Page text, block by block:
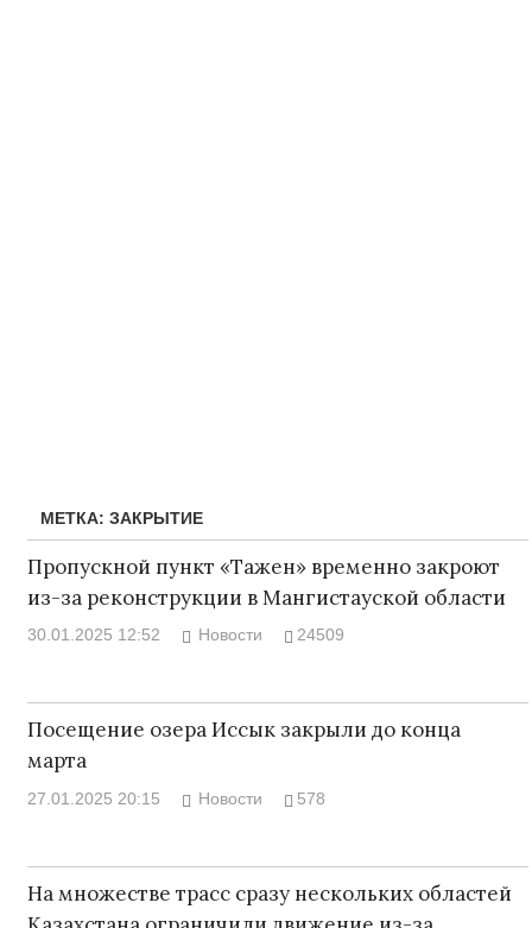
МЕТКА: ЗАКРЫТИЕ
Пропускной пункт «Тажен» временно закроют
из-за реконструкции в Мангистауской области
30.01.2025 12:52 Новости 24509
Посещение озера Иссык закрыли до конца
марта
27.01.2025 20:15 Новости 578
На множестве трасс сразу нескольких областей